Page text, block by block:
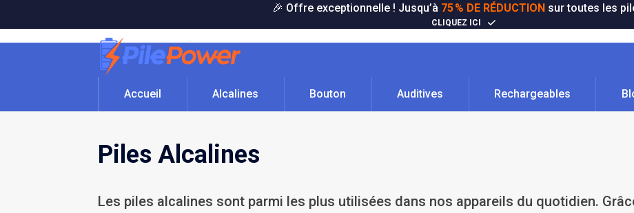
content
🎉 Offre exceptionnelle ! Jusqu’à 75 % DE RÉDUCTION sur toutes les
CLIQUEZ ICI
Accueil Alcalines Bouton Auditives Rechargeables
Piles Alcalines
Les piles alcalines sont parmi les plus utilisées dans nos appareils du quotidien.